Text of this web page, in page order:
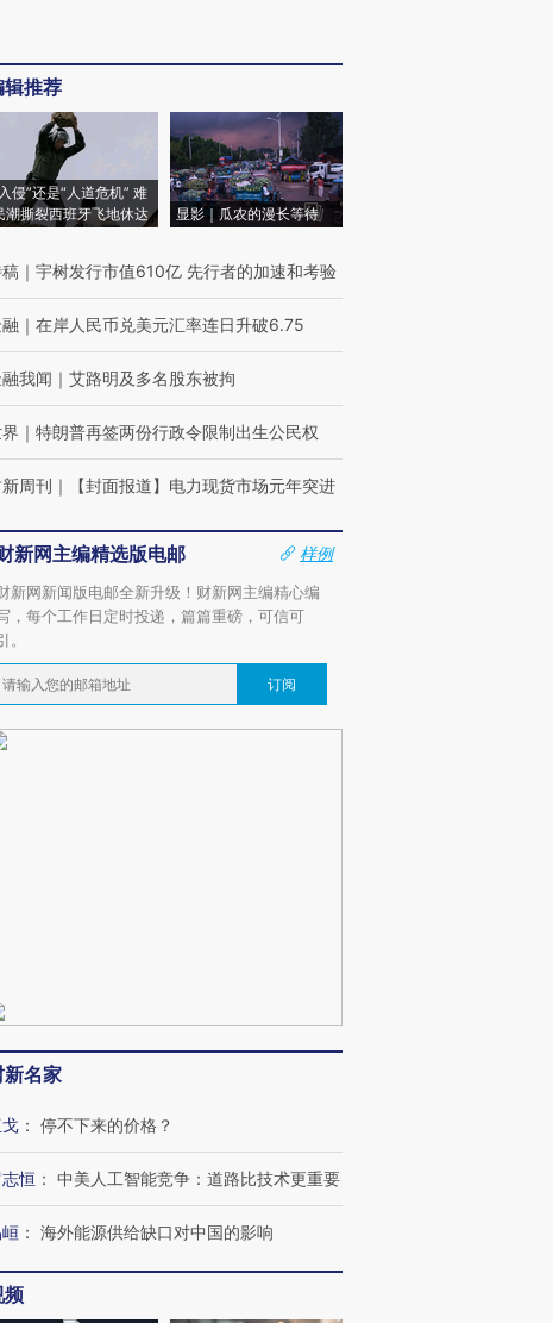
跨国走私7万
尿检体内含3种
度Z世代 用街头抗争将教
育部长拱下台
机”？难民潮撕裂西班牙
飞地休达
辑推荐
侵”还是“人道危机” 难
潮撕裂西班牙飞地休达
显影｜瓜农的漫长等待
｜ 宇树发行市值610亿 先行者的加速和考验
｜ 在岸人民币兑美元汇率连日升破6.75
我闻 ｜ 艾路明及多名股东被拘
｜ 特朗普再签两份行政令限制出生公民权
周刊 ｜ 【封面报道】电力现货市场元年突进
新网主编精选版电邮
样例
新网新闻版电邮全新升级！财新网主编精心编
，每个工作日定时投递，篇篇重磅，可信可
。
订阅
新名家
： 停不下来的价格？
恒 ： 中美人工智能竞争：道路比技术更重要
： 海外能源供给缺口对中国的影响
频